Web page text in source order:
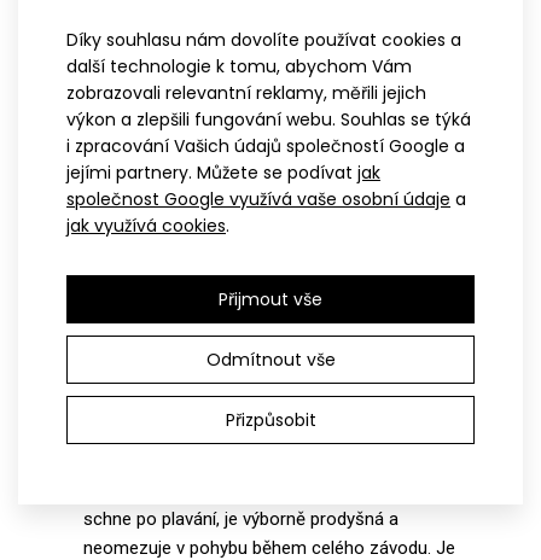
Díky souhlasu nám dovolíte používat cookies a
další technologie k tomu, abychom Vám
zobrazovali relevantní reklamy, měřili jejich
výkon a zlepšili fungování webu. Souhlas se týká
i zpracování Vašich údajů společností Google a
jejími partnery. Můžete se podívat jak
společnost Google využívá vaše osobní údaje a
jak využívá cookies.
Přijmout vše
Odmítnout vše
Přizpůsobit
Vystýlka TRIATLON pánská
Vystýlka TRIATLON je navržená speciálně pro
potřeby triatlonistů. Je tenká, anatomicky
schne po plavání, je výborně prodyšná a
neomezuje v pohybu během celého závodu. Je